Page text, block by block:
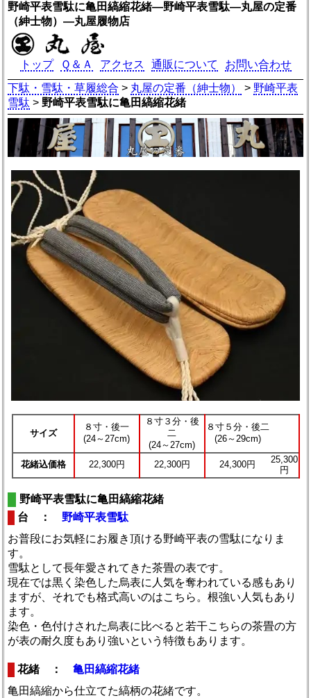
野崎平表雪駄に亀田縞縮花緒―野崎平表雪駄―丸屋の定番
（紳士物）―丸屋履物店
トップ Ｑ＆Ａ アクセス 通販について
お問い合わせ
下駄・雪駄・草履総合 > 丸屋の定番（紳士物） > 野崎平表
雪駄 > 野崎平表雪駄に亀田縞縮花緒
サイズ
８寸・後一
(24～27cm)
８寸３分・後
二
(24～27cm)
８寸５分・後二
(26～29cm)
花緒込価格 22,300円 22,300円 24,300円
25,300
円
野崎平表雪駄に亀田縞縮花緒
台 ： 野崎平表雪駄
お普段にお気軽にお履き頂ける野崎平表の雪駄になりま
す。
雪駄として長年愛されてきた茶畳の表です。
現在では黒く染色した烏表に人気を奪われている感もあり
ますが、それでも格式高いのはこちら。根強い人気もあり
ます。
染色・色付けされた烏表に比べると若干こちらの茶畳の方
が表の耐久度もあり強いという特徴もあります。
花緒 ：亀田縞縮花緒
亀田縞縮から仕立てた縞柄の花緒です。